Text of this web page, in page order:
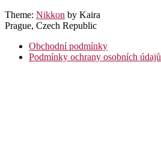
Theme: Nikkon by Kaira
Prague, Czech Republic
Obchodní podmínky
Podmínky ochrany osobních údajů